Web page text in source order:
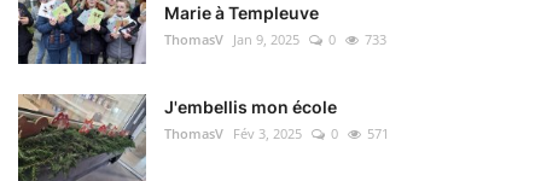
Marie à Templeuve
ThomasV Jan 9, 2025 0 733
J'embellis mon école
ThomasV Fév 3, 2025 0 571